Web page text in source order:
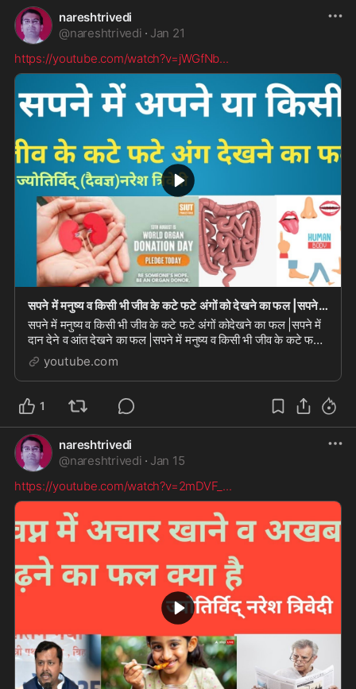
nareshtrivedi
@nareshtrivedi · Jan 21
https://youtube.com/watch?v=jWGfNb...
सपने में मनुष्य व किसी भी जीव के कटे फटे अंगों को देखने का फल |सपने में दान देने व आंत देखने का
सपने में मनुष्य व किसी भी जीव के कटे फटे अंगों कोदेखने का फल |सपने में
दान देने व आंत देखने का फल |सपने में मनुष्य व किसी भी जीव के कटे फटे
अंगों कोदेखने का ...
youtube.com
1
nareshtrivedi
@nareshtrivedi · Jan 15
https://youtube.com/watch?v=2mDVF_ ...